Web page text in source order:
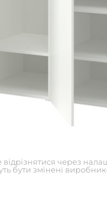
через
бути змінені